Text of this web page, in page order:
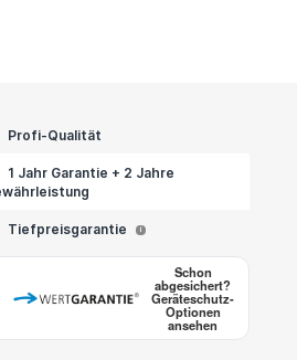
Profi-Qualität
1 Jahr Garantie + 2 Jahre
Tiefpreisgarantie i
Schon
abgesichert?
Geräteschutz-
Optionen
ansehen